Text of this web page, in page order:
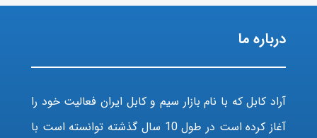
درباره ما
آراد کابل که با نام بازار سیم و کابل ایران فعالیت خود را
آغاز کرده است در طول 10 سال گذشته توانسته است با